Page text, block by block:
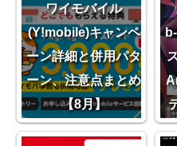
ワイモバイル
(Y!mobile)キャンペ
ーン詳細と併用パタ
ーン、注意点まとめ
【8月】